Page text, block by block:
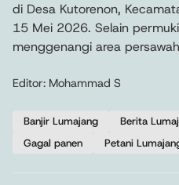
di Desa Kutorenon,
15 Mei 2026. Selain
menggenangi area
Editor: Mohammad S
Banjir Lumajang Berita
Gagal panen
Petani